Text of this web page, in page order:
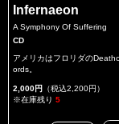
Infernaeon
A Symphony Of Suffering
CD
アメリカはフロリダの
ords。
2,000円 （税込2,200円）
※在庫残り 5